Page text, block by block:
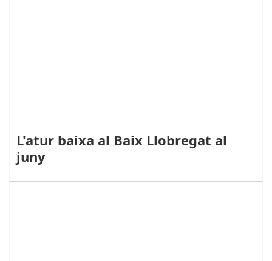
L'atur baixa al Baix Llobregat al
juny